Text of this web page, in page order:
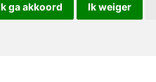
ga akkoord Ik weiger